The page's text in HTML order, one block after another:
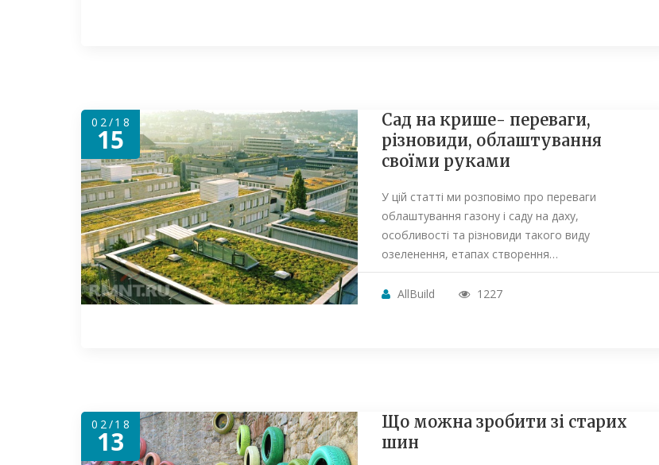
02/18
15
Сад на крише- переваги,
різновиди, облаштування
своїми руками
У цій статті ми розповімо про переваги
облаштування газону і саду на даху,
особливості та різновиди такого виду
озеленення, етапах створення…
AllBuild 1227
02/18
13
Що можна зробити зі старих
шин